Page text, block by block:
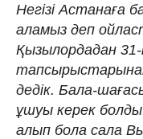
Негізі Астанаға
аламыз деп
Қызылордадан
дедік. Бала-
ұшуы керек
алып бола сала